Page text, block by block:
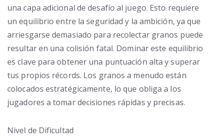
una capa adicional de desafío al juego. Esto requiere
un equilibrio entre la seguridad y la ambición, ya que
arriesgarse demasiado para recolectar granos puede
resultar en una colisión fatal. Dominar este equilibrio
es clave para obtener una puntuación alta y superar
tus propios récords. Los granos a menudo están
colocados estratégicamente, lo que obliga a los
jugadores a tomar decisiones rápidas y precisas.
Nivel de Dificultad